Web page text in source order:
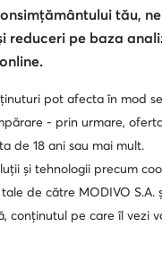
tău,
reduceri pe baza
pot afecta în mod
- prin urmare,
de 18 ani sau mai mult.
și tehnologii precum
de către MODIVO S.A.
conținutul pe care îl vezi